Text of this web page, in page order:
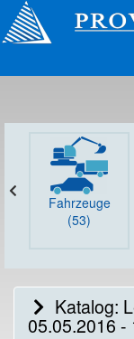
Fahrzeuge
(53)
Katalog:
05.05.2016 -